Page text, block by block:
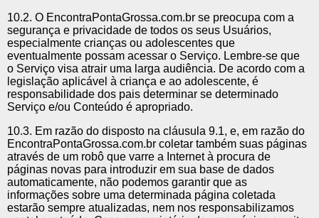
10.2. O EncontraPontaGrossa.com.br se preocupa com a
segurança e privacidade de todos os seus Usuários,
especialmente crianças ou adolescentes que
eventualmente possam acessar o Serviço. Lembre-se que
o Serviço visa atrair uma larga audiência. De acordo com a
legislação aplicável à criança e ao adolescente, é
responsabilidade dos pais determinar se determinado
Serviço e/ou Conteúdo é apropriado.
10.3. Em razão do disposto na cláusula 9.1, e, em razão do
EncontraPontaGrossa.com.br coletar também suas páginas
através de um robô que varre a Internet à procura de
páginas novas para introduzir em sua base de dados
automaticamente, não podemos garantir que as
informações sobre uma determinada página coletada
estarão sempre atualizadas, nem nos responsabilizamos